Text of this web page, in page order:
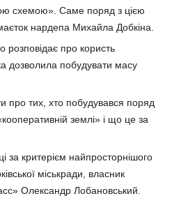
схемою». Саме поряд з цією
нардепа Михайла Добкіна.
розповідає про користь
дозволила побудувати масу
про тих, хто побудувався поряд
землі» і що це за
за критерієм найпросторнішого
міськради, власник
Олександр Лобановський.